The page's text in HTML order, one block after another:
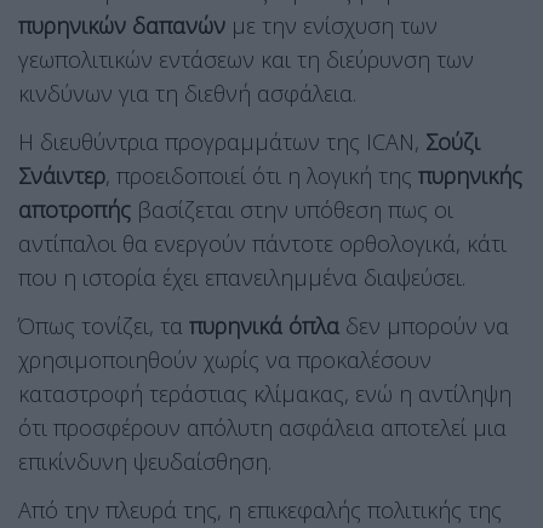
πυρηνικών δαπανών με την ενίσχυση των
γεωπολιτικών εντάσεων και τη διεύρυνση των
κινδύνων για τη διεθνή ασφάλεια.
Η διευθύντρια προγραμμάτων της ICAN, Σούζι
Σνάιντερ, προειδοποιεί ότι η λογική της πυρηνικής
αποτροπής βασίζεται στην υπόθεση πως οι
αντίπαλοι θα ενεργούν πάντοτε ορθολογικά, κάτι
που η ιστορία έχει επανειλημμένα διαψεύσει.
Όπως τονίζει, τα πυρηνικά όπλα δεν μπορούν να
χρησιμοποιηθούν χωρίς να προκαλέσουν
καταστροφή τεράστιας κλίμακας, ενώ η αντίληψη
ότι προσφέρουν απόλυτη ασφάλεια αποτελεί μια
επικίνδυνη ψευδαίσθηση.
Από την πλευρά της, η επικεφαλής πολιτικής της